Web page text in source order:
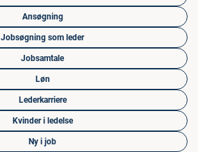
Ansøgning
Jobsøgning som leder
Jobsamtale
Løn
Lederkarriere
Kvinder i ledelse
Ny i job